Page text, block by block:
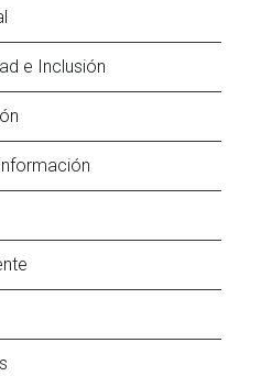
e Inclusión